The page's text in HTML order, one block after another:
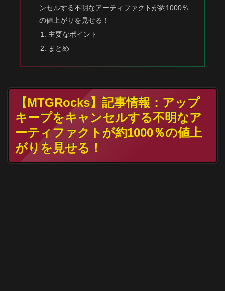
ンセルする不明なアーティファクトが約1000％
の値上がりを見せる！
主要なポイント
まとめ
【MTGRocks】記事情報：アップ
キープをキャンセルする不明なア
ーティファクトが約1000％の値上
がりを見せる！